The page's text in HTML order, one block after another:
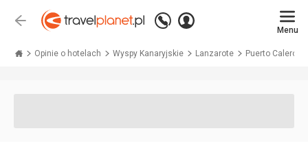
Wstecz
Zadzwoń
+48 71 771 76 55
Zaloguj
Menu
Opinie o hotelach Wyspy Kanaryjskie Lanzarote Puerto Calero